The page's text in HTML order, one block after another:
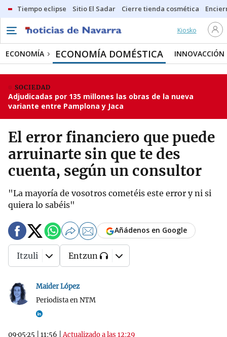
Tiempo eclipse Sitio El Sadar Cierre tienda cosmética
Kiosko
ECONOMÍA ECONOMÍA DOMÉSTICA INNOVACCIÓN
SOCIEDAD
Adjudicadas por 135 millones las obras de la nueva
variante entre Pamplona y Jaca
El error financiero que puede
arruinarte sin que te des
cuenta, según un consultor
"La mayoría de vosotros cometéis este error y ni si
quiera lo sabéis"
Maider López
Periodista en NTM
09·05·25 11:56 |Actualizado a las 12:29
Añádenos en Google
Itzuli Entzun